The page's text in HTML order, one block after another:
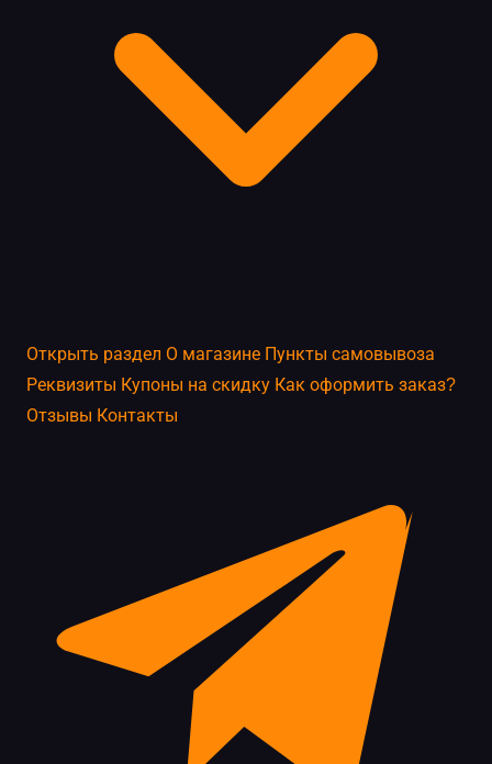
Открыть раздел О магазине Пункты самовывоза
Реквизиты Купоны на скидку Как оформить заказ?
Отзывы Контакты